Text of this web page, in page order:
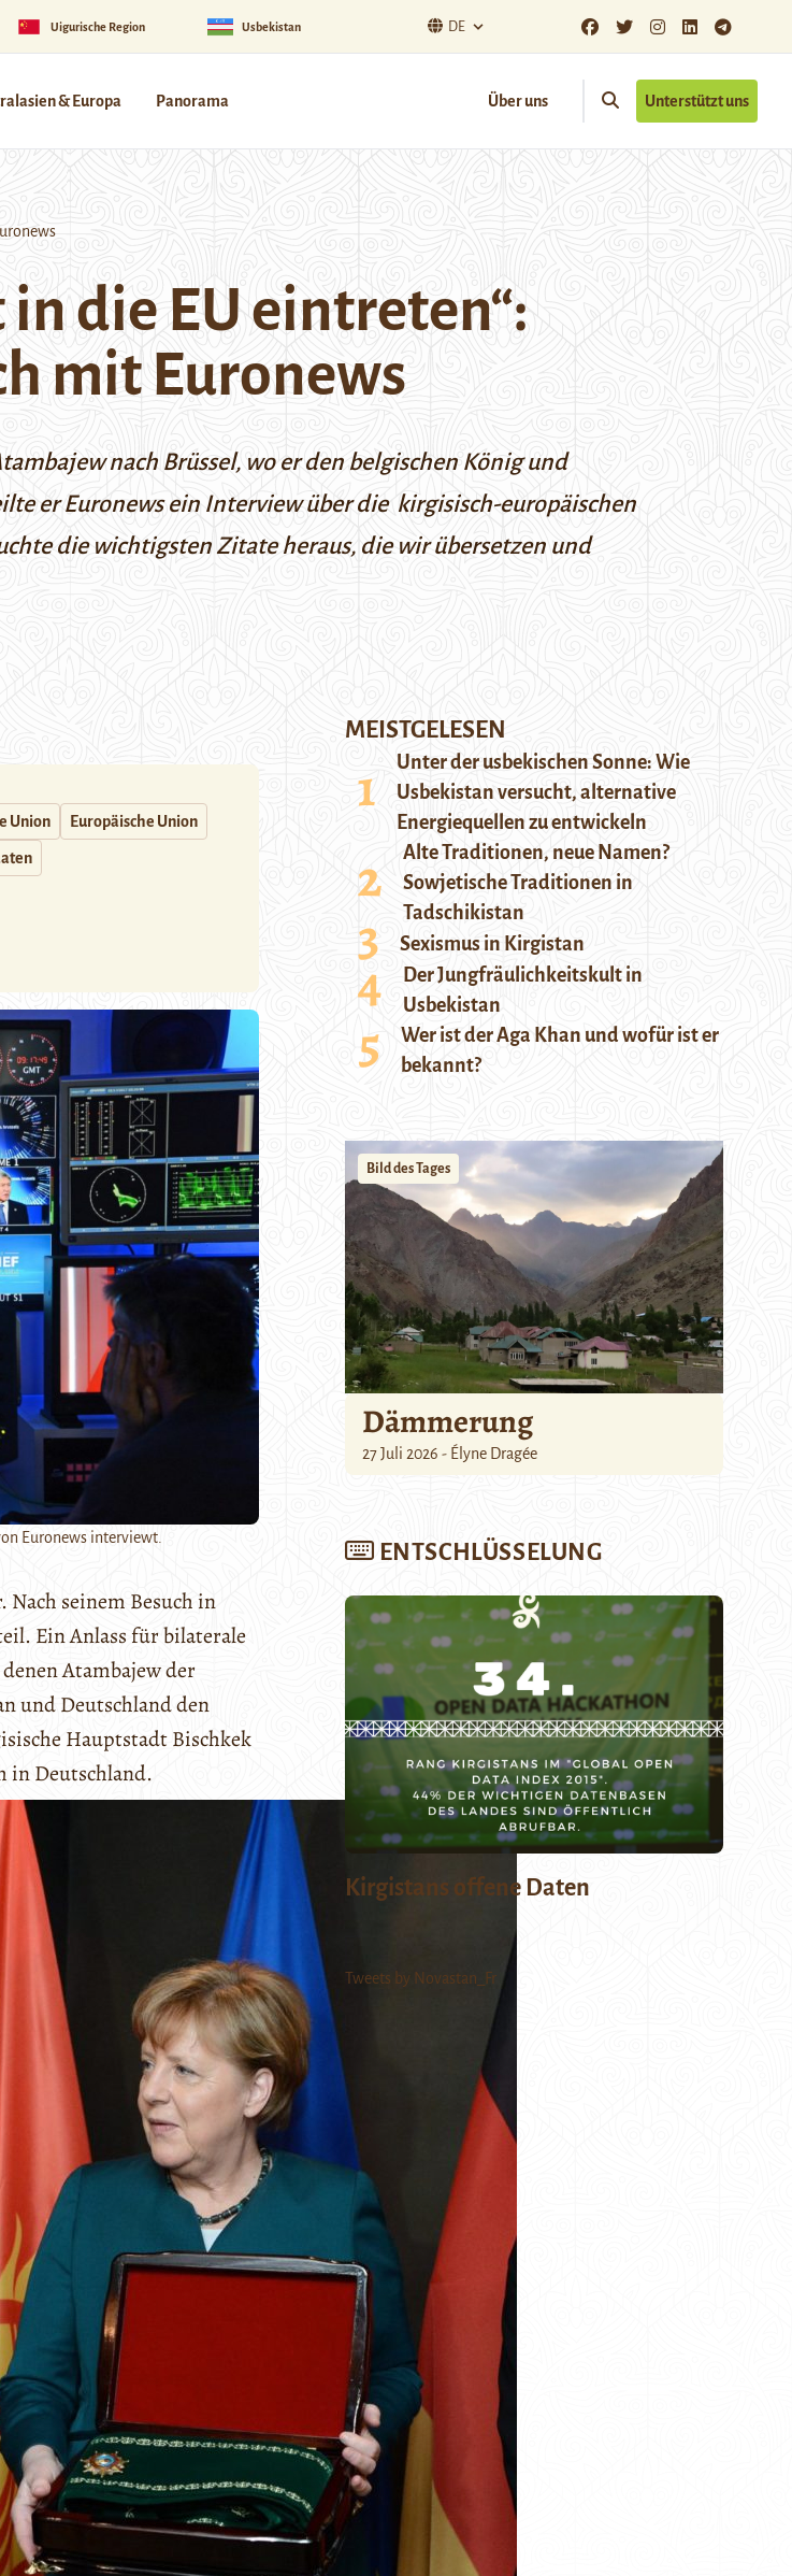
Uigurische Region Usbekistan DE
& Europa Panorama Über uns Unterstützt uns
die EU eintreten“:
mit Euronews
nach Brüssel, wo er den belgischen König und
erEuronewsein Interview über die kirgisisch-europäischen
die wichtigsten Zitate heraus, die wir übersetzen und
Union Europäische Union
Euronews interviewt.
seinem Besuch in
Ein Anlass für bilaterale
Atambajew der
und Deutschland den
Hauptstadt Bischkek
in Deutschland.
MEISTGELESEN
Unter der usbekischen Sonne: Wie
Usbekistan versucht, alternative
Energiequellen zu entwickeln
Alte Traditionen, neue Namen?
Sowjetische Traditionen in
Tadschikistan
Sexismus in Kirgistan
Der Jungfräulichkeitskult in
Usbekistan
Wer ist der Aga Khan und wofür ist er
bekannt?
Bild des Tages
Dämmerung
27 Juli 2026 - Élyne Dragée
ENTSCHLÜSSELUNG
Kirgistans offene Daten
Tweets by Novastan_Fr